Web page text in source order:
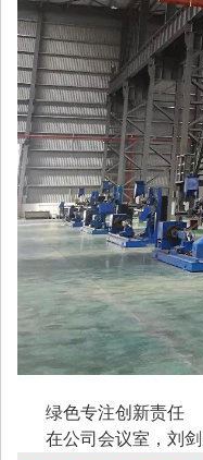
绿色专注创新责任
在公司会议室，刘